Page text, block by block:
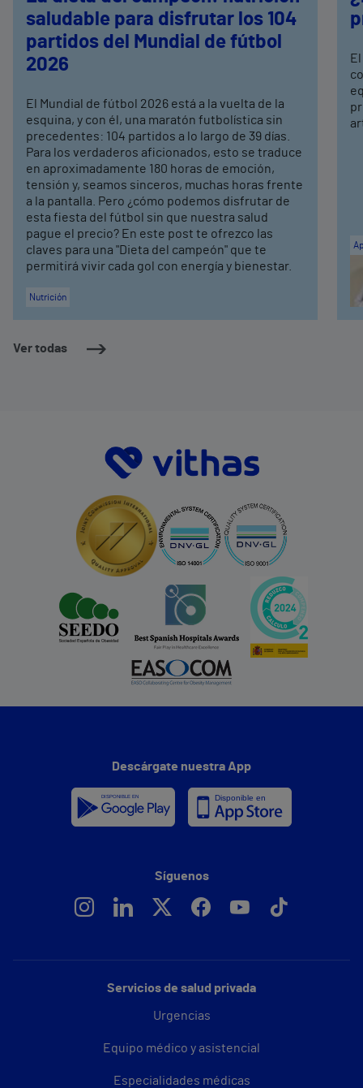
Ver todas
saludable para disfrutar los 104
partidos del Mundial de fútbol
2026
El Mundial de fútbol 2026 está a la vuelta de la
esquina, y con él, una maratón futbolística sin
precedentes: 104 partidos a lo largo de 39 días.
Para los verdaderos aficionados, esto se traduce
en aproximadamente 180 horas de emoción,
tensión y, seamos sinceros, muchas horas frente
a la pantalla. Pero ¿cómo podemos disfrutar de
esta fiesta del fútbol sin que nuestra salud
pague el precio? En este post te ofrezco las
claves para una "Dieta del campeón" que te
permitirá vivir cada gol con energía y bienestar.
Nutrición
Servicios de salud privada
Urgencias
Equipo médico y asistencial
Especialidades médicas
Descárgate nuestra App
Síguenos